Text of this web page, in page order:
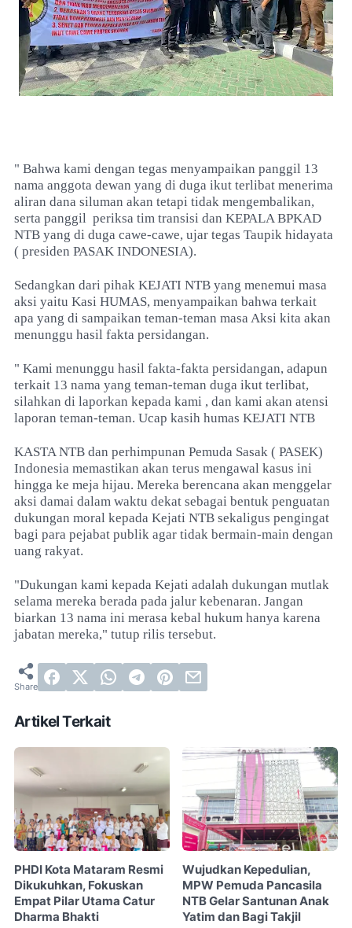
" Bahwa kami dengan tegas menyampaikan panggil 13
nama anggota dewan yang di duga ikut terlibat menerima
aliran dana siluman akan tetapi tidak mengembalikan,
serta panggil periksa tim transisi dan KEPALA BPKAD
NTB yang di duga cawe-cawe, ujar tegas Taupik hidayata
( presiden PASAK INDONESIA).
Sedangkan dari pihak KEJATI NTB yang menemui masa
aksi yaitu Kasi HUMAS, menyampaikan bahwa terkait
apa yang di sampaikan teman-teman masa Aksi kita akan
menunggu hasil fakta persidangan.
" Kami menunggu hasil fakta-fakta persidangan, adapun
terkait 13 nama yang teman-teman duga ikut terlibat,
silahkan di laporkan kepada kami , dan kami akan atensi
laporan teman-teman. Ucap kasih humas KEJATI NTB
KASTA NTB dan perhimpunan Pemuda Sasak ( PASEK)
Indonesia memastikan akan terus mengawal kasus ini
hingga ke meja hijau. Mereka berencana akan menggelar
aksi damai dalam waktu dekat sebagai bentuk penguatan
dukungan moral kepada Kejati NTB sekaligus pengingat
bagi para pejabat publik agar tidak bermain-main dengan
uang rakyat.
"Dukungan kami kepada Kejati adalah dukungan mutlak
selama mereka berada pada jalur kebenaran. Jangan
biarkan 13 nama ini merasa kebal hukum hanya karena
jabatan mereka," tutup rilis tersebut.
Artikel Terkait
PHDI Kota Mataram Resmi
Dikukuhkan, Fokuskan
Empat Pilar Utama Catur
Dharma Bhakti
Wujudkan Kepedulian,
MPW Pemuda Pancasila
NTB Gelar Santunan Anak
Yatim dan Bagi Takjil